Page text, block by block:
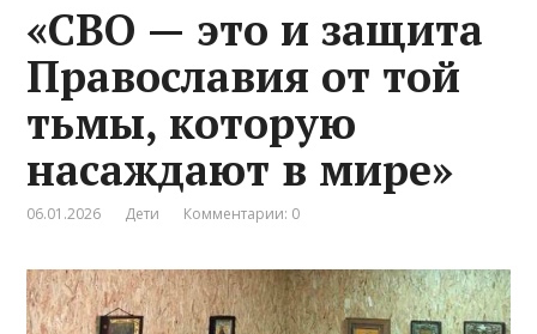
«СВО — это и защита
Православия от той
тьмы, которую
насаждают в мире»
06.01.2026 Дети Комментарии: 0